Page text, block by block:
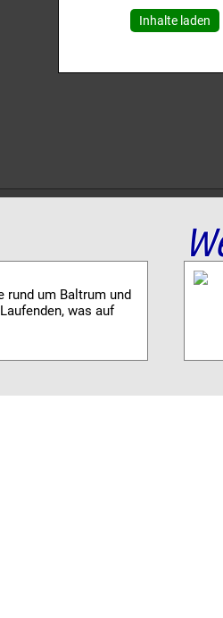
Inhalte laden
rund um Baltrum und
was auf